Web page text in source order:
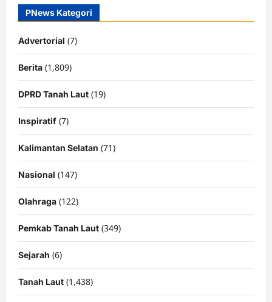
PNews Kategori
Advertorial (7)
Berita (1,809)
DPRD Tanah Laut (19)
Inspiratif (7)
Kalimantan Selatan (71)
Nasional (147)
Olahraga (122)
Pemkab Tanah Laut (349)
Sejarah (6)
Tanah Laut (1,438)